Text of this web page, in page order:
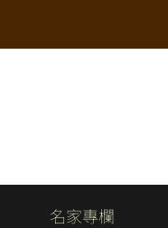
名家專欄